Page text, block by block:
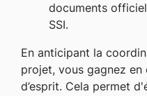
documents
SSI.
En anticipant la
projet, vous gagnez
d’esprit. Cela permet